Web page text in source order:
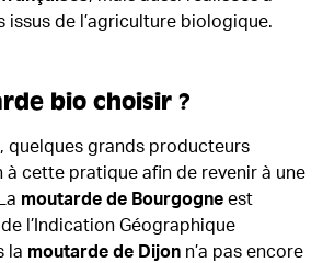
issus de l’agriculture biologique.
bio choisir ?
quelques grands producteurs
cette pratique afin de revenir à une
moutarde de Bourgogne est
l’Indication Géographique
la moutarde de Dijon n’a pas encore